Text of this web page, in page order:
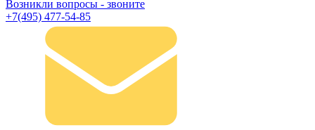
Возникли вопросы - звоните
+7(495) 477-54-85